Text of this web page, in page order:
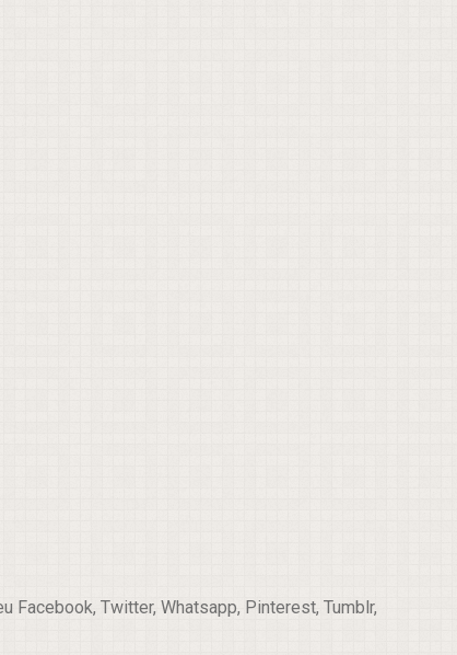
Twitter, Whatsapp, Pinterest, Tumblr,